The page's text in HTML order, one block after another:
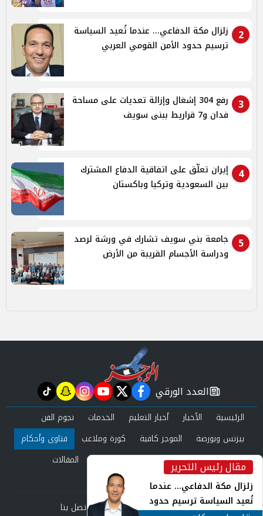
2
زلزال مكة الدفاعي... عندما تُعيد السياسة
ترسيم حدود الأمن القومي العربي
3
رفع 304 إشغال وإزالة تعديات على مساحة
فدان و7 قراريط ببنى سويف
4
إيران تعلّق على اتفاقية الدفاع المشترك
بين السعودية وتركيا وباكستان
5
جامعة بني سويف تشارك في ورشة لرصد
ودراسة الأجسام القريبة من الأرض
مقال رئيس التحرير
زلزال مكة الدفاعي... عندما
تُعيد السياسة ترسيم حدود
newspaper
العدد الورقي facebook
twitter
youtube
instagram
snapchat
tiktok
الرئيسية الأخبار أخبار التعليم الخدمات
نجوم الفن
بيزنس وبورصة
الموجز كافية كورة وملاعب
فتاوى وأحكام
صحة وجمال
عرب وعالم حوادث ومحاكم
المقالات
العدد الورقي
من نحن
سياسة الخصوصية اتصل بنا